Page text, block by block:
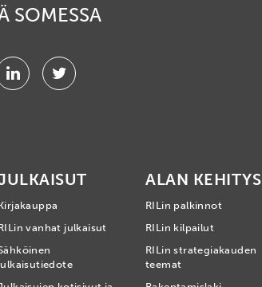
SOMESSA
LinkedinTwitter
vanhat julkaisut
ALAN KEHITYS
RILin palkinnot
RILin kilpailut
RILin strategiakauden
teemat